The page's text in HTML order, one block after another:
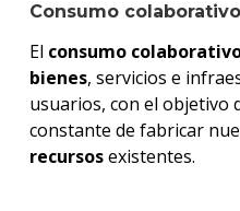
Consumo colaborativo
El consumo
bienes, servicios e
usuarios, con el objetivo
constante de fabricar
recursosexistentes.